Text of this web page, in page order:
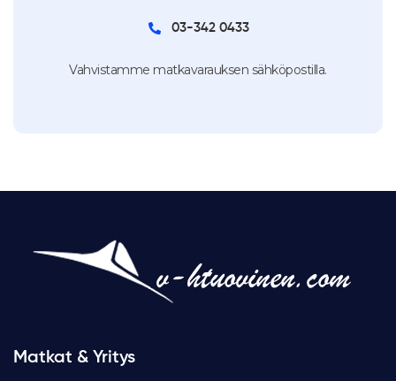
03-342 0433
Vahvistamme matkavarauksen sähköpostilla.
Matkat & Yritys